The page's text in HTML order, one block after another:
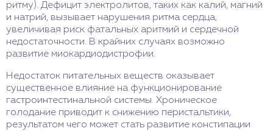
ритму). Дефицит электролитов, таких как калий, магний
и натрий, вызывает нарушения ритма сердца,
увеличивая риск фатальных аритмий и сердечной
недостаточности. В крайних случаях возможно
развитие миокардиодистрофии.
Недостаток питательных веществ оказывает
существенное влияние на функционирование
гастроинтестинальной системы. Хроническое
голодание приводит к снижению перистальтики,
результатом чего может стать развитие констипации